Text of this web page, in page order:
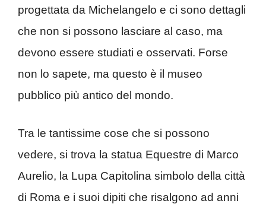
progettata da Michelangelo e ci sono dettagli
che non si possono lasciare al caso, ma
devono essere studiati e osservati. Forse
non lo sapete, ma questo è il museo
pubblico più antico del mondo.
Tra le tantissime cose che si possono
vedere, si trova la statua Equestre di Marco
Aurelio, la Lupa Capitolina simbolo della città
di Roma e i suoi dipiti che risalgono ad anni